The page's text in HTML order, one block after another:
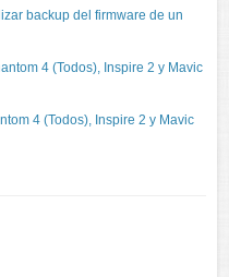
backup del firmware de un
4 (Todos), Inspire 2 y Mavic
4 (Todos), Inspire 2 y Mavic